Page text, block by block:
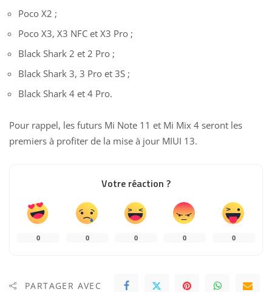
Poco X2 ;
Poco X3, X3 NFC et X3 Pro ;
Black Shark 2 et 2 Pro ;
Black Shark 3, 3 Pro et 3S ;
Black Shark 4 et 4 Pro.
Pour rappel, les futurs Mi Note 11 et Mi Mix 4 seront les
premiers à profiter de la mise à jour MIUI 13.
Votre réaction ?
0 0 0 0 0
PARTAGER AVEC